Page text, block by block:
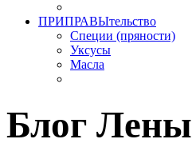
ПРИПРАВЫтельство
Специи (пряности)
Уксусы
Масла
Блог Лены